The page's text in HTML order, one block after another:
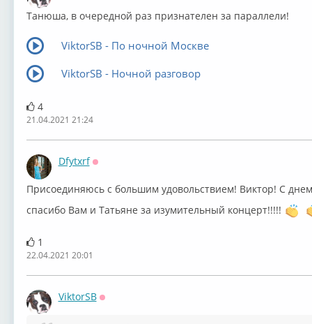
Танюша, в очередной раз признателен за параллели!
ViktorSB - По ночной Москве
ViktorSB - Ночной разговор
4
21.04.2021 21:24
Dfytxrf
Присоединяюсь с большим удовольствием! Виктор! С
спасибо Вам и Татьяне за изумительный концерт!!!!!
1
22.04.2021 20:01
ViktorSB